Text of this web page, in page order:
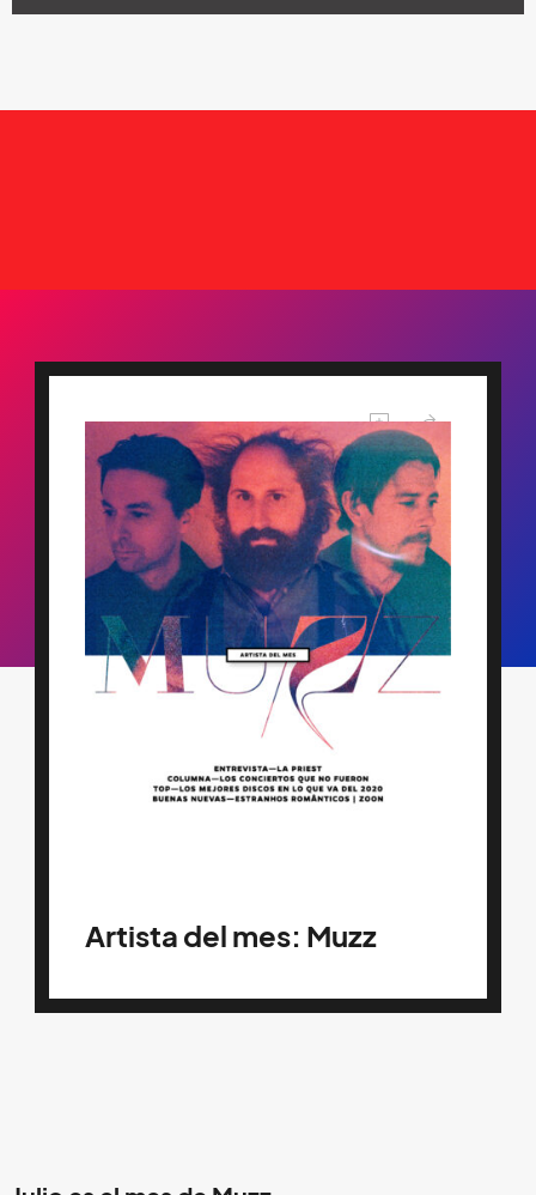
Artista del mes: Muzz